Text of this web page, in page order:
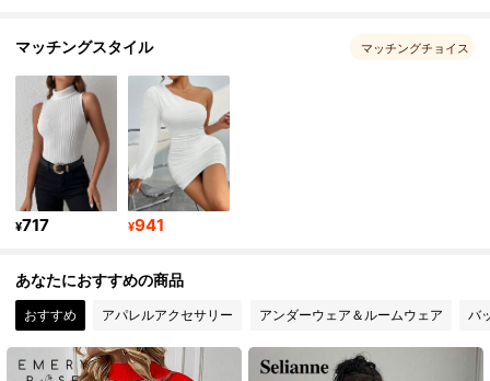
287K フォロワー
4.91 287K フォロワー
4.91 287K フォロワー
4.91 287K フォロワー
4.91 287K フォロワー
マッチングスタイル マッチングチョイス
¥717 ¥941
あなたにおすすめの商品
おすすめ アパレルアクセサリー アンダーウェア＆ルームウェア バ